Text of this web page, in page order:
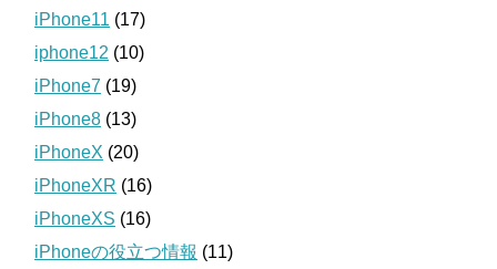
iPhone11 (17)
iphone12 (10)
iPhone7 (19)
iPhone8 (13)
iPhoneX (20)
iPhoneXR (16)
iPhoneXS (16)
iPhoneの役立つ情報 (11)